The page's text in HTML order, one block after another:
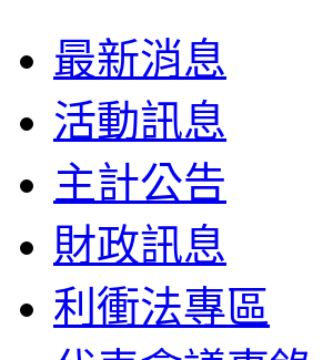
最新消息
活動訊息
主計公告
財政訊息
利衝法專區